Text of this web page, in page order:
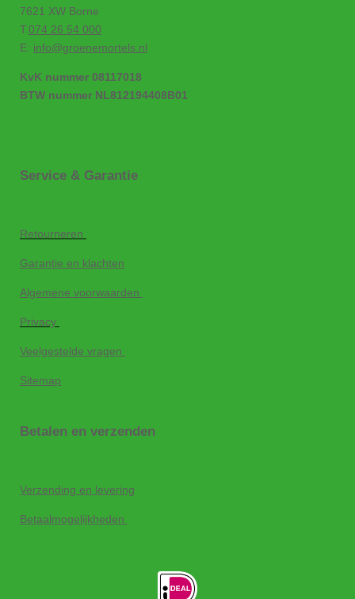
7621 XW Borne
T.074 26 54 000
E: info@groenemortels.nl
KvK nummer 08117018
BTW nummer NL812194408B01
Service & Garantie
Retourneren
Garantie en klachten
Algemene voorwaarden
Privacy
Veelgestelde vragen
Sitemap
Betalen en verzenden
Verzending en levering
Betaalmogelijkheden